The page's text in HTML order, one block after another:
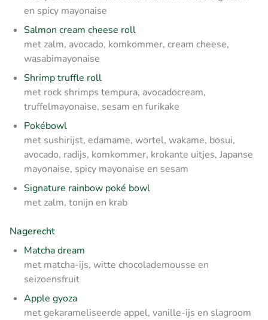
en spicy mayonaise
Salmon cream cheese roll
met zalm, avocado, komkommer, cream cheese,
wasabimayonaise
Shrimp truffle roll
met rock shrimps tempura, avocadocream,
truffelmayonaise, sesam en furikake
Pokébowl
met sushirijst, edamame, wortel, wakame, bosui,
avocado, radijs, komkommer, krokante uitjes, Japanse
mayonaise, spicy mayonaise en sesam
Signature rainbow poké bowl
met zalm, tonijn en krab
Nagerecht
Matcha dream
met matcha-ijs, witte chocolademousse en
seizoensfruit
Apple gyoza
met gekarameliseerde appel, vanille-ijs en slagroom